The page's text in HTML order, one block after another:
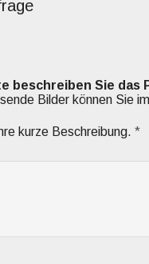
beschreiben Sie das
Bilder können Sie
Ihre kurze Beschreibung.